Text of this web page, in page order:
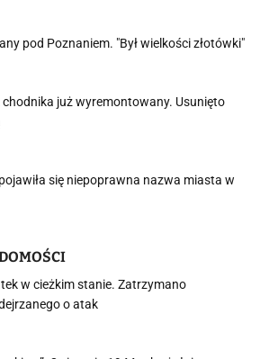
pod Poznaniem. "Był wielkości złotówki"
już wyremontowany. Usunięto
się niepoprawna nazwa miasta w
w cieżkim stanie. Zatrzymano
o atak